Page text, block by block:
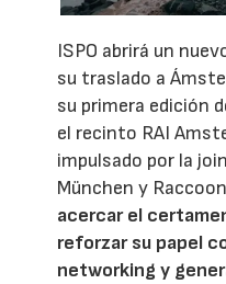
ISPO abrirá un
su traslado a
su primera edición
el recinto RAI
impulsado por la
München y
acercar el
reforzar su papel
networking y